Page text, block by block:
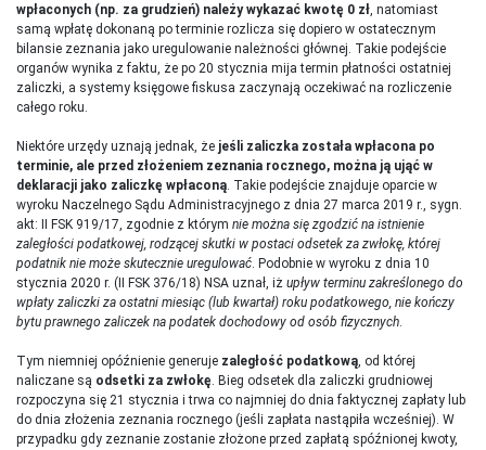
wpłaconych (np. za grudzień) należy wykazać kwotę 0 zł, natomiast
samą wpłatę dokonaną po terminie rozlicza się dopiero w ostatecznym
bilansie zeznania jako uregulowanie należności głównej. Takie podejście
organów wynika z faktu, że po 20 stycznia mija termin płatności ostatniej
zaliczki, a systemy księgowe fiskusa zaczynają oczekiwać na rozliczenie
całego roku.
Niektóre urzędy uznają jednak, że jeśli zaliczka została wpłacona po
terminie, ale przed złożeniem zeznania rocznego, można ją ująć w
deklaracji jako zaliczkę wpłaconą. Takie podejście znajduje oparcie w
wyroku Naczelnego Sądu Administracyjnego z dnia 27 marca 2019 r., sygn.
akt: II FSK 919/17, zgodnie z którym nie można się zgodzić na istnienie
zaległości podatkowej, rodzącej skutki w postaci odsetek za zwłokę, której
podatnik nie może skutecznie uregulować. Podobnie w wyroku z dnia 10
stycznia 2020 r. (II FSK 376/18) NSA uznał, iż upływ terminu zakreślonego do
wpłaty zaliczki za ostatni miesiąc (lub kwartał) roku podatkowego, nie kończy
bytu prawnego zaliczek na podatek dochodowy od osób fizycznych.
Tym niemniej opóźnienie generuje zaległość podatkową, od której
naliczane są odsetki za zwłokę. Bieg odsetek dla zaliczki grudniowej
rozpoczyna się 21 stycznia i trwa co najmniej do dnia faktycznej zapłaty lub
do dnia złożenia zeznania rocznego (jeśli zapłata nastąpiła wcześniej). W
przypadku gdy zeznanie zostanie złożone przed zapłatą spóźnionej kwoty,